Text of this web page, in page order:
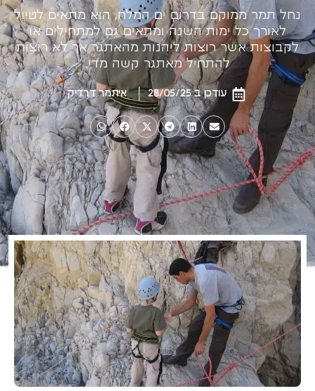
נחל תמר ממוקם בדרום ים המלח, הוא מתאים לטיול
לאורך כל ימות השנה ומתאים גם למתחילים או
לקבוצות אשר רוצות ליהנות מהאתגר אך לא רוצות
להתחיל מאתגר קשה מדי.
עודכן ב 28/05/25 איתמר דרדיק